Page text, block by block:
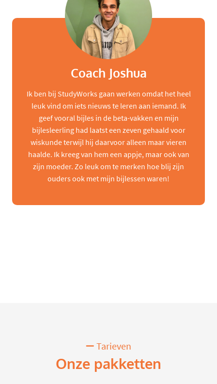
Coach Joshua
Ik ben bij StudyWorks gaan werken omdat het heel
leuk vind om iets nieuws te leren aan iemand. Ik
geef vooral bijles in de beta-vakken en mijn
bijlesleerling had laatst een zeven gehaald voor
wiskunde terwijl hij daarvoor alleen maar vieren
haalde. Ik kreeg van hem een appje, maar ook van
zijn moeder. Zo leuk om te merken hoe blij zijn
ouders ook met mijn bijlessen waren!
Tarieven
Onze pakketten